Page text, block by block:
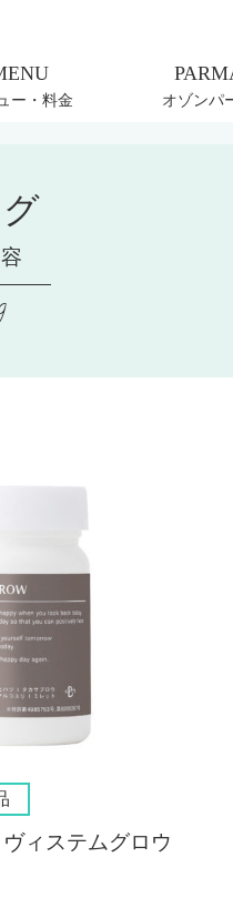
ー・料金 オゾンパ
ィステムグロウ